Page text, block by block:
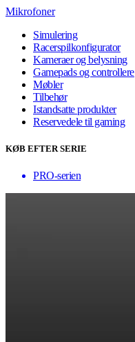
Mikrofoner
Simulering
Racerspilkonfigurator
Kameraer og belysning
Gamepads og controllere
Møbler
Tilbehør
Istandsatte produkter
Reservedele til gaming
KØB EFTER SERIE
PRO-serien